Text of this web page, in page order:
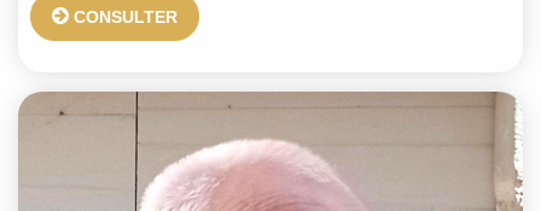
CONSULTER